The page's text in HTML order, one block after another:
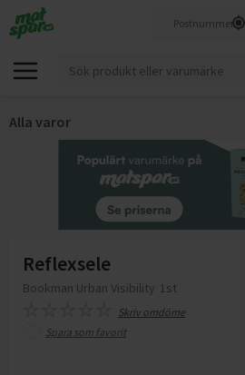
Alla varor
Reflexsele
Bookman Urban Visibility 1st
Skriv omdöme
Spara som favorit